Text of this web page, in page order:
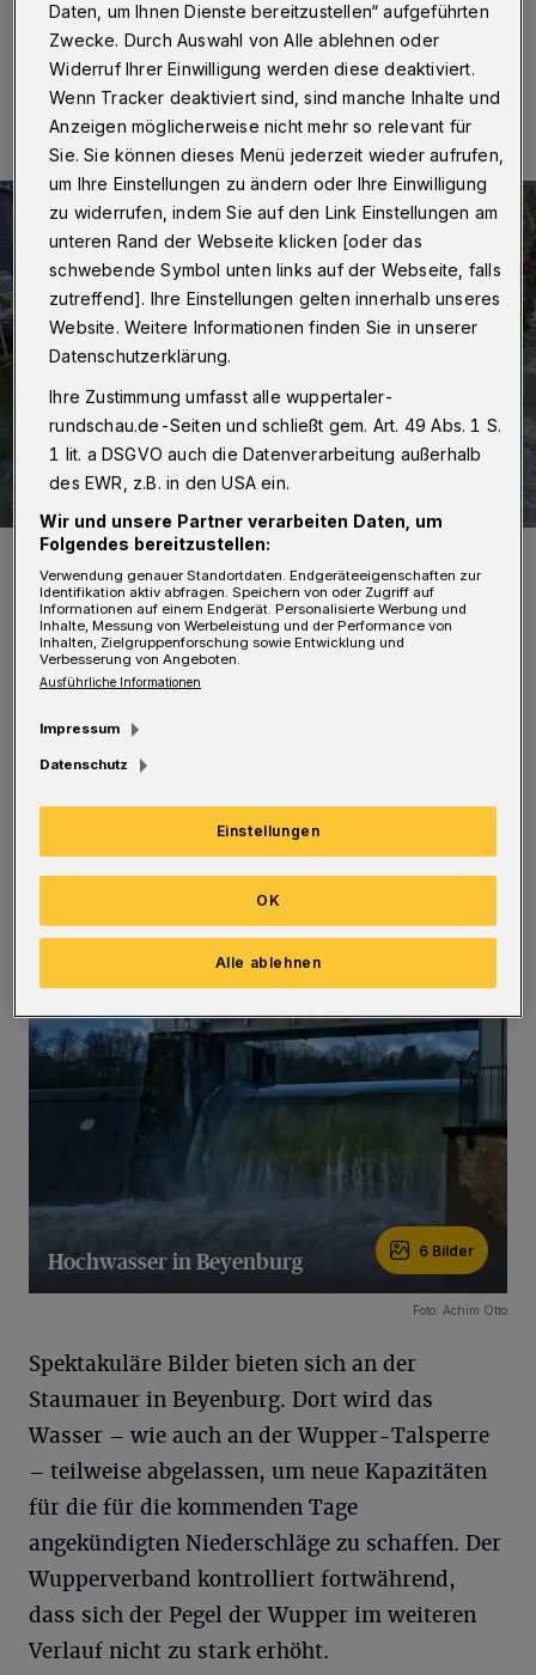
28.12.2023 , 14:52 Uhr Eine Minute Lesezeit
Einige Bereich sind vollgelaufen.
Foto: Achim Otto
Auch diesmal ist der Fluss nicht in seinem
Bett geblieben: Einige Vorgärten und Wiesen
stehen unter Wasser. Vergleichbar mit der
Lage vor zweieinhalb Jahren, als zahlreiche
Keller und auch Erdgeschosse vollliefen und
Schäden in Millionenhöhe verursachten, ist
die Situation aber nicht.
Hochwasser in Beyenburg 6 Bilder
Foto: Achim Otto
Spektakuläre Bilder bieten sich an der
Staumauer in Beyenburg. Dort wird das
Wasser – wie auch an der Wupper-Talsperre
– teilweise abgelassen, um neue Kapazitäten
für die für die kommenden Tage
angekündigten Niederschläge zu schaffen. Der
Wupperverband kontrolliert fortwährend,
dass sich der Pegel der Wupper im weiteren
Verlauf nicht zu stark erhöht.
Daten, um Ihnen Dienste bereitzustellen“ aufgeführten
Zwecke. Durch Auswahl von Alle ablehnen oder
Widerruf Ihrer Einwilligung werden diese deaktiviert.
Wenn Tracker deaktiviert sind, sind manche Inhalte und
Anzeigen möglicherweise nicht mehr so relevant für
Sie. Sie können dieses Menü jederzeit wieder aufrufen,
um Ihre Einstellungen zu ändern oder Ihre Einwilligung
zu widerrufen, indem Sie auf den Link Einstellungen am
unteren Rand der Webseite klicken [oder das
schwebende Symbol unten links auf der Webseite, falls
zutreffend]. Ihre Einstellungen gelten innerhalb unseres
Website. Weitere Informationen finden Sie in unserer
Datenschutzerklärung.
Ihre Zustimmung umfasst alle wuppertaler-
rundschau.de-Seiten und schließt gem. Art. 49 Abs. 1 S.
1 lit. a DSGVO auch die Datenverarbeitung außerhalb
des EWR, z.B. in den USA ein.
Wir und unsere Partner verarbeiten Daten, um
Folgendes bereitzustellen:
Verwendung genauer Standortdaten. Endgeräteeigenschaften zur
Identifikation aktiv abfragen. Speichern von oder Zugriff auf
Informationen auf einem Endgerät. Personalisierte Werbung und
Inhalte, Messung von Werbeleistung und der Performance von
Inhalten, Zielgruppenforschung sowie Entwicklung und
Verbesserung von Angeboten.
Ausführliche Informationen
Impressum
Datenschutz
Einstellungen
Alle ablehnen
OK